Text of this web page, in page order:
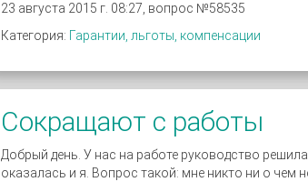
23 августа 2015 г. 08:27, вопрос №58535
Категория: Гарантии, льготы, компенсации
Сокращают с работы
Добрый день. У нас на работе руководство
оказалась и я. Вопрос такой: мне никто ни о чем